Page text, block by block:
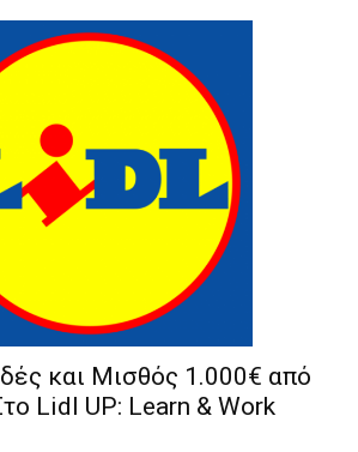
και Μισθός 1.000€ από
Lidl UP: Learn & Work